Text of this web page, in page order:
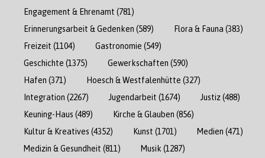
Engagement & Ehrenamt (781)
Erinnerungsarbeit & Gedenken (589) Flora & Fauna (383)
Freizeit (1104) Gastronomie (549)
Geschichte (1375) Gewerkschaften (590)
Hafen (371) Hoesch & Westfalenhütte (327)
Integration (2267) Jugendarbeit (1674) Justiz(488)
Keuning-Haus (489) Kirche & Glauben (856)
Kultur & Kreatives (4352) Kunst (1701) Medien (471)
Medizin & Gesundheit (811) Musik (1287)